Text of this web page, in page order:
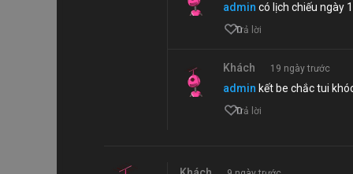
admin có lịch chiếu ngày
0
Trả lời
Khách 19 ngày trước
admin kết be chắc tui
0
Trả lời